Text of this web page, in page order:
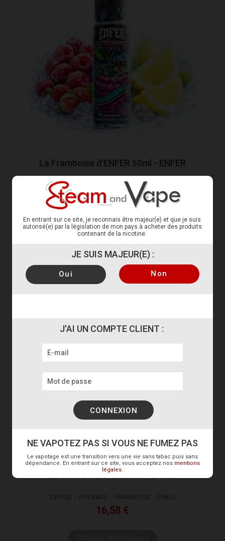
La Framboise d'ENFER 50ml - ENFER
FRAMBOISE - FRAISE DES BOIS - CITRON - FRAIS
16,58 €
Choisir déclinaison
La Cerise d'ENFER 50ml - ENFER
CERISE - GRENADE - FRAMBOISE - FRAIS
16,58 €
Le vapotage est une transition vers une vie sans tabac puis sans
dépendance. En entrant sur ce site, vous acceptez nos mentions
légales.
NE VAPOTEZ PAS SI VOUS NE FUMEZ PAS
J'AI UN COMPTE CLIENT :
En entrant sur ce site, je reconnais être majeur(e) et que je suis
autorisé(e) par la législation de mon pays à acheter des produits
contenant de la nicotine.
Non
Oui
JE SUIS MAJEUR(E) :